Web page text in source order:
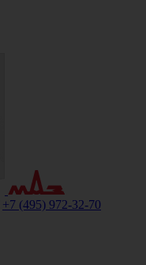
+7 (495) 972-32-70